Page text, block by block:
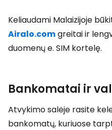
Keliaudami Malaizijoje
Airalo.comgreitai ir
duomenų e. SIM kortelę.
Bankomatai ir
Atvykimo salėje rasite
bankomatų, kuriuose